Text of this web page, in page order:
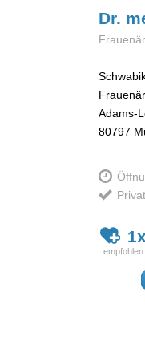
Dr.
Adams-
80797
1x